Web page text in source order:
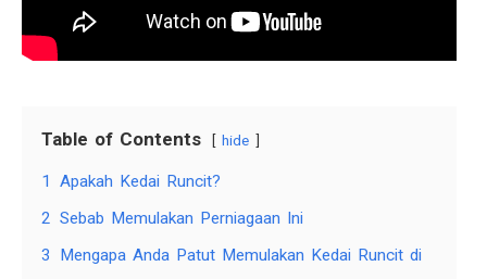
Table of Contents hide
1
Apakah Kedai Runcit?
2 Sebab Memulakan Perniagaan Ini
3
Mengapa Anda Patut Memulakan Kedai Runcit di